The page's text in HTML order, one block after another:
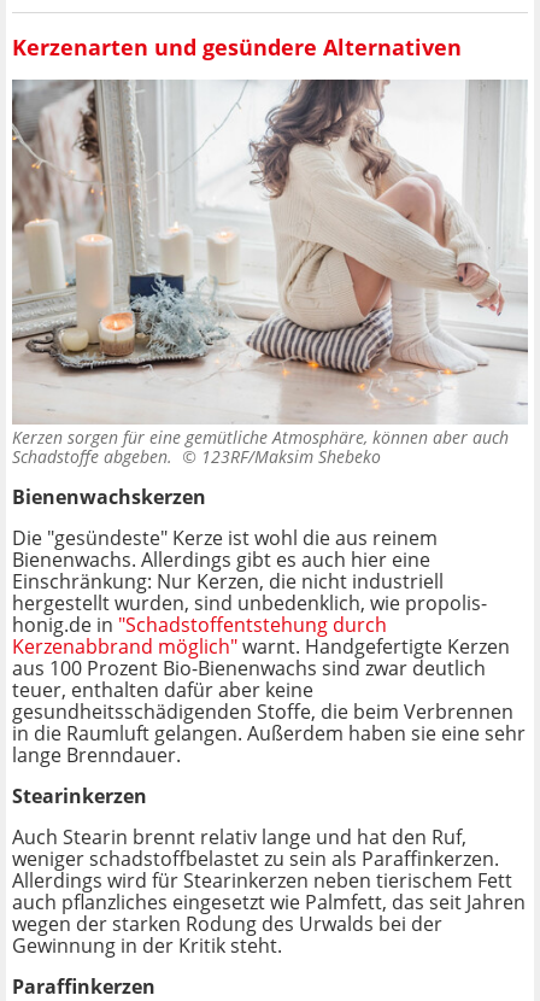
Kerzenarten und gesündere Alternativen
Kerzen sorgen für eine gemütliche Atmosphäre, können aber auch
Schadstoffe abgeben. © 123RF/Maksim Shebeko
Bienenwachskerzen
Die "gesündeste" Kerze ist wohl die aus reinem
Bienenwachs. Allerdings gibt es auch hier eine
Einschränkung: Nur Kerzen, die nicht industriell
hergestellt wurden, sind unbedenklich, wie propolis-
honig.de in "Schadstoffentstehung durch
Kerzenabbrand möglich"warnt. Handgefertigte Kerzen
aus 100 Prozent Bio-Bienenwachs sind zwar deutlich
teuer, enthalten dafür aber keine
gesundheitsschädigenden Stoffe, die beim Verbrennen
in die Raumluft gelangen. Außerdem haben sie eine sehr
lange Brenndauer.
Stearinkerzen
Auch Stearin brennt relativ lange und hat den Ruf,
weniger schadstoffbelastet zu sein als Paraffinkerzen.
Allerdings wird für Stearinkerzen neben tierischem Fett
auch pflanzliches eingesetzt wie Palmfett, das seit Jahren
wegen der starken Rodung des Urwalds bei der
Gewinnung in der Kritik steht.
Paraffinkerzen